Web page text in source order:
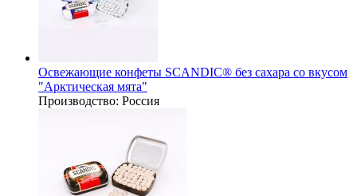
Освежающие конфеты SCANDIC® без сахара со вкусом
"Арктическая мята"
Производство: Россия